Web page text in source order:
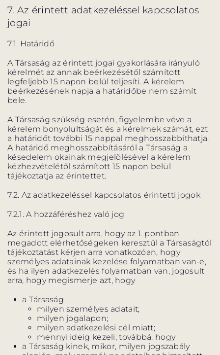
7. Az érintett adatkezeléssel kapcsolatos
jogai
7.1. Határidő
A Társaság az érintett jogai gyakorlására irányuló
kérelmét az annak beérkezésétől számított
legfeljebb 15 napon belül teljesíti. A kérelem
beérkezésének napja a határidőbe nem számít
bele.
A Társaság szükség esetén, figyelembe véve a
kérelem bonyolultságát és a kérelmek számát, ezt
a határidőt további 15 nappal meghosszabbíthatja.
A határidő meghosszabbításáról a Társaság a
késedelem okainak megjelölésével a kérelem
kézhezvételétől számított 15 napon belül
tájékoztatja az érintettet.
7.2. Az adatkezeléssel kapcsolatos érintetti jogok
7.2.1. A hozzáféréshez való jog
Az érintett jogosult arra, hogy az 1. pontban
megadott elérhetőségeken keresztül a Társaságtól
tájékoztatást kérjen arra vonatkozóan, hogy
személyes adatainak kezelése folyamatban van-e,
és ha ilyen adatkezelés folyamatban van, jogosult
arra, hogy megismerje azt, hogy
a Társaság
milyen személyes adatait;
milyen jogalapon;
milyen adatkezelési cél miatt;
mennyi ideig kezeli; továbbá, hogy
a Társaság kinek, mikor, milyen jogszabály